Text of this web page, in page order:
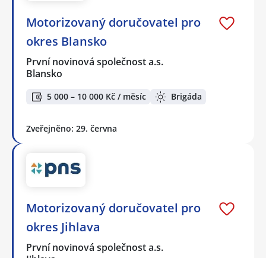
Motorizovaný doručovatel pro
okres Blansko
První novinová společnost a.s.
Blansko
5 000 – 10 000 Kč / měsíc Brigáda
Zveřejněno: 29. června
Motorizovaný doručovatel pro
okres Jihlava
První novinová společnost a.s.